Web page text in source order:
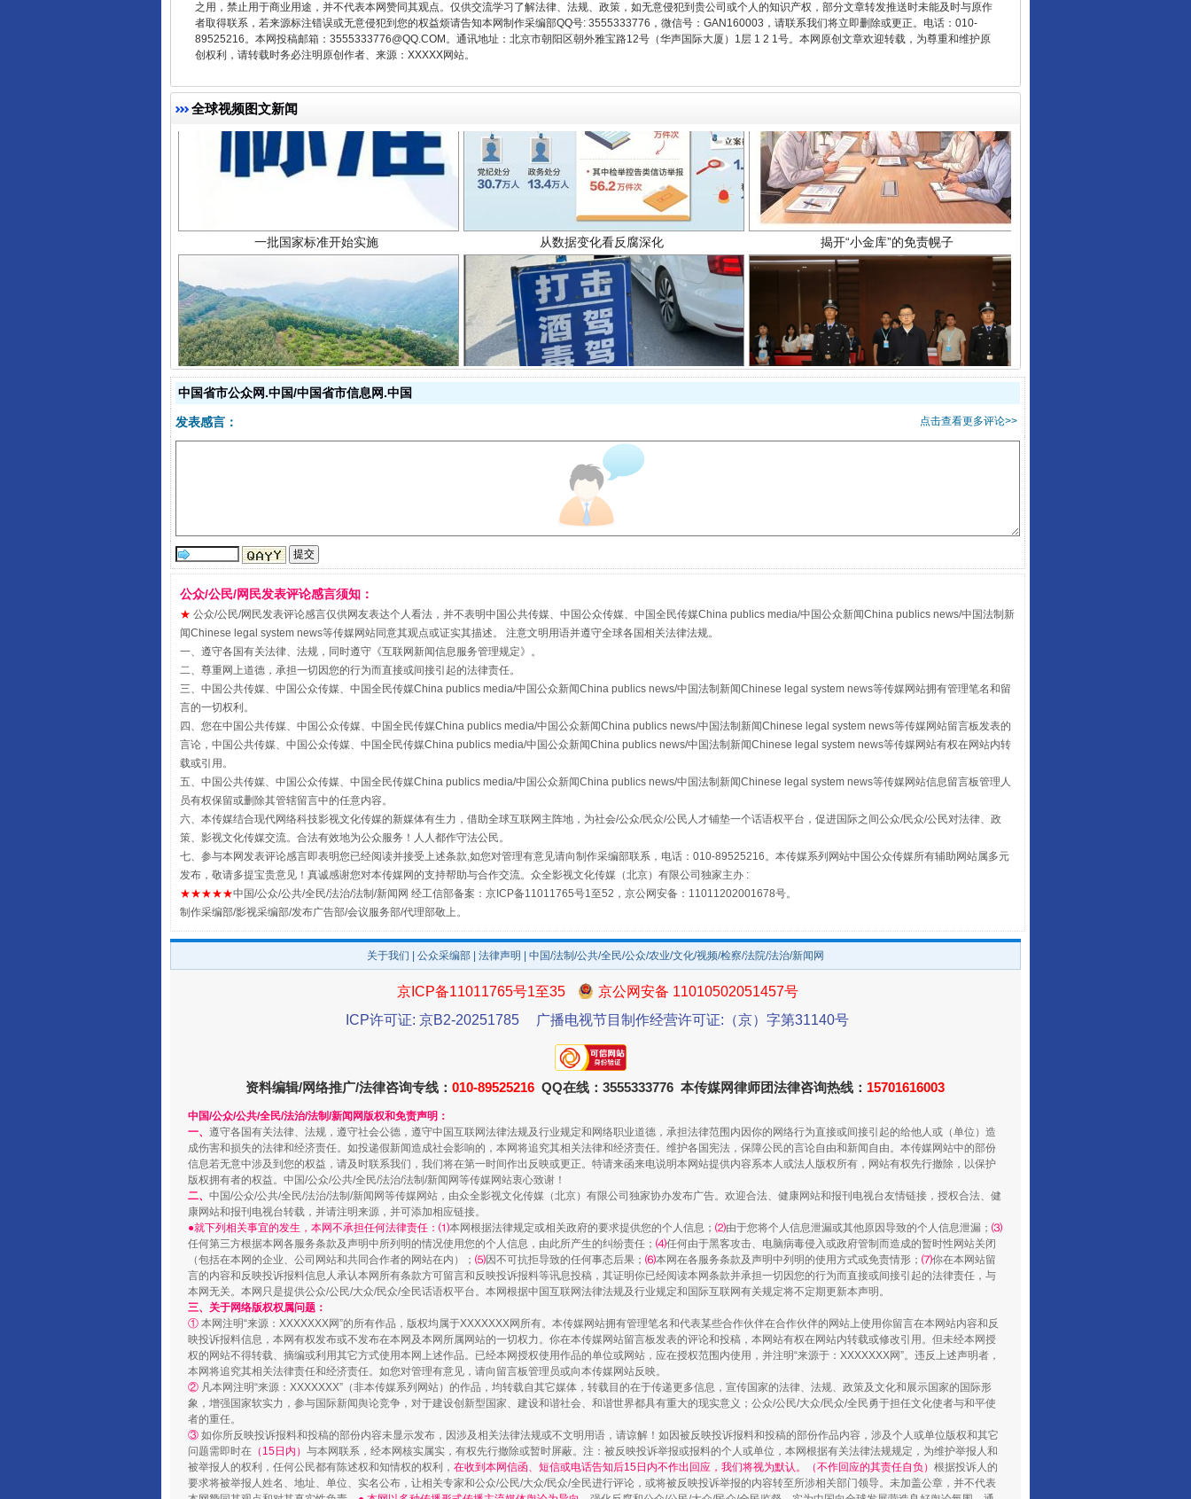
之用，禁止用于商业用途，并不代表本网赞同其观点。仅供交流学习了解法律、法规、政策，如无意侵犯到贵公司或个人的知识产权，部分文章转发推送时未能及时与原作
者取得联系，若来源标注错误或无意侵犯到您的权益烦请告知本网制作采编部QQ号: 3555333776，微信号：GAN160003，请联系我们将立即删除或更正。电话：010-
89525216。本网投稿邮箱：3555333776@QQ.COM。通讯地址：北京市朝阳区朝外雅宝路12号（华声国际大厦）1层 1 2 1号。本网原创文章欢迎转载，为尊重和维护原
创权利，请转载时务必注明原创作者、来源：XXXXX网站。
全球视频图文新闻
一批国家标准开始实施 从数据变化看反腐深化 揭开“小金库”的免责幌子
以产业富民促振兴 酒驾未被当场查获能处罚吗 受贿1.44亿！段成刚被判无期
从幼儿园到大学，有这些资助 “后车司机肯定在骂我” 全民健身五年计划来了！等你上场
事关残疾人未来5年 让传统村落焕发生机 阿坝州三大球赛在茂县开幕
规模最大的光氢储一体化项目 走走走！国家喊你健身啦 国家大学科技园优化重塑工作
镜头丨大暑三秋近 山西：不断增强治理腐败综合效能 扯下公款旅游的“隐身衣”
中国省市公众网.中国/中国省市信息网.中国
点击查看更多评论>>
发表感言：
公众/公民/网民发表评论感言须知：
★ 公众/公民/网民发表评论感言仅供网友表达个人看法，并不表明中国公共传媒、中国公众传媒、中国全民传媒China publics media/中国公众新闻China publics news/中国法制新
闻Chinese legal system news等传媒网站同意其观点或证实其描述。 注意文明用语并遵守全球各国相关法律法规。
一、遵守各国有关法律、法规，同时遵守《互联网新闻信息服务管理规定》。
二、尊重网上道德，承担一切因您的行为而直接或间接引起的法律责任。
三、中国公共传媒、中国公众传媒、中国全民传媒China publics media/中国公众新闻China publics news/中国法制新闻Chinese legal system news等传媒网站拥有管理笔名和留
言的一切权利。
四、您在中国公共传媒、中国公众传媒、中国全民传媒China publics media/中国公众新闻China publics news/中国法制新闻Chinese legal system news等传媒网站留言板发表的
言论，中国公共传媒、中国公众传媒、中国全民传媒China publics media/中国公众新闻China publics news/中国法制新闻Chinese legal system news等传媒网站有权在网站内转
载或引用。
五、中国公共传媒、中国公众传媒、中国全民传媒China publics media/中国公众新闻China publics news/中国法制新闻Chinese legal system news等传媒网站信息留言板管理人
员有权保留或删除其管辖留言中的任意内容。
六、本传媒结合现代网络科技影视文化传媒的新媒体有生力，借助全球互联网主阵地，为社会/公众/民众/公民人才铺垫一个话语权平台，促进国际之间公众/民众/公民对法律、政
策、影视文化传媒交流。合法有效地为公众服务！人人都作守法公民。
七、参与本网发表评论感言即表明您已经阅读并接受上述条款,如您对管理有意见请向制作采编部联系，电话：010-89525216。本传媒系列网站中国公众传媒所有辅助网站属多元
发布，敬请多提宝贵意见！真诚感谢您对本传媒网的支持帮助与合作交流。众全影视文化传媒（北京）有限公司独家主办 :
★★★★★中国/公众/公共/全民/法治/法制/新闻网 经工信部备案：京ICP备11011765号1至52，京公网安备：11011202001678号。
制作采编部/影视采编部/发布广告部/会议服务部/代理部敬上。
关于我们 公众采编部 法律声明 | 中国/法制/公共/全民/公众/农业/文化/视频/检察/法院/法治/新闻网
京ICP备11011765号1至35
京公网安备 11010502051457号
ICP许可证: 京B2-20251785
广播电视节目制作经营许可证:（京）字第31140号
资料编辑/网络推广/法律咨询专线： 010-89525216 QQ在线：3555333776 本传媒网律师团法律咨询热线： 15701616003
中国/公众/公共/全民/法治/法制/新闻网版权和免责声明：
一、 遵守各国有关法律、法规，遵守社会公德，遵守中国互联网法律法规及行业规定和网络职业道德，承担法律范围内因你的网络行为直接或间接引起的给他人或（单位）造
成伤害和损失的法律和经济责任。如投递假新闻造成社会影响的，本网将追究其相关法律和经济责任。维护各国宪法，保障公民的言论自由和新闻自由。本传媒网站中的部份
信息若无意中涉及到您的权益，请及时联系我们，我们将在第一时间作出反映或更正。特请来函来电说明本网站提供内容系本人或法人版权所有，网站有权先行撤除，以保护
版权拥有者的权益。中国/公众/公共/全民/法治/法制/新闻网等传媒网站衷心致谢！
二、 中国/公众/公共/全民/法治/法制/新闻网等传媒网站，由众全影视文化传媒（北京）有限公司独家协办发布广告。欢迎合法、健康网站和报刊电视台友情链接，授权合法、健
康网站和报刊电视台转载，并请注明来源，并可添加相应链接。
●就下列相关事宜的发生，本网不承担任何法律责任：⑴本网根据法律规定或相关政府的要求提供您的个人信息； ⑵由于您将个人信息泄漏或其他原因导致的个人信息泄漏； ⑶
任何第三方根据本网各服务条款及声明中所列明的情况使用您的个人信息，由此所产生的纠纷责任； ⑷任何由于黑客攻击、电脑病毒侵入或政府管制而造成的暂时性网站关闭
（包括在本网的企业、公司网站和共同合作者的网站在内）； ⑸因不可抗拒导致的任何事态后果； ⑹本网在各服务条款及声明中列明的使用方式或免责情形； ⑺你在本网站留
言的内容和反映投诉报料信息人承认本网所有条款方可留言和反映投诉报料等讯息投稿，其证明你已经阅读本网条款并承担一切因您的行为而直接或间接引起的法律责任，与
本网无关。本网只是提供公众/公民/大众/民众/全民话语权平台。本网根据中国互联网法律法规及行业规定和国际互联网有关规定将不定期更新本声明。
三、关于网络版权权属问题：
① 本网注明“来源：XXXXXXX网”的所有作品，版权均属于XXXXXXX网所有。本传媒网站拥有管理笔名和代表某些合作伙伴在合作伙伴的网站上使用你留言在本网站内容和反
映投诉报料信息，本网有权发布或不发布在本网及本网所属网站的一切权力。你在本传媒网站留言板发表的评论和投稿，本网站有权在网站内转载或修改引用。但未经本网授
权的网站不得转载、摘编或利用其它方式使用本网上述作品。已经本网授权使用作品的单位或网站，应在授权范围内使用，并注明“来源于：XXXXXXX网”。违反上述声明者，
本网将追究其相关法律责任和经济责任。如您对管理有意见，请向留言板管理员或向本传媒网站反映。
② 凡本网注明“来源：XXXXXXX”（非本传媒系列网站）的作品，均转载自其它媒体，转载目的在于传递更多信息，宣传国家的法律、法规、政策及文化和展示国家的国际形
象，增强国家软实力，参与国际新闻舆论竞争，对于建设创新型国家、建设和谐社会、和谐世界都具有重大的现实意义；公众/公民/大众/民众/全民勇于担任文化使者与和平使
者的重任。
③ 如你所反映投诉报料和投稿的部份内容未显示发布，因涉及相关法律法规或不文明用语，请谅解！如因被反映投诉报料和投稿的部份作品内容，涉及个人或单位版权和其它
问题需即时在 （15日内） 与本网联系，经本网核实属实，有权先行撤除或暂时屏蔽。注：被反映投诉举报或报料的个人或单位，本网根据有关法律法规规定，为维护举报人和
被举报人的权利，任何公民都有陈述权和知情权的权利， 在收到本网信函、短信或电话告知后15日内不作出回应，我们将视为默认。（不作回应的其责任自负） 根据投诉人的
要求将被举报人姓名、地址、单位、实名公布，让相关专家和公众/公民/大众/民众/全民进行评论，或将被反映投诉举报的内容转至所涉相关部门领导。未加盖公章，并不代表